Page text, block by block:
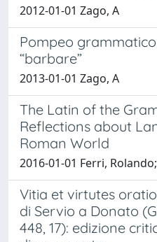
2012-01-01 Zago, A
Pompeo
“barbare”
2013-01-01 Zago, A
The Latin of the
Reflections about
Roman World
2016-01-01 Ferri,
Vitia et virtutes
di Servio a Donato
448, 17): edizione